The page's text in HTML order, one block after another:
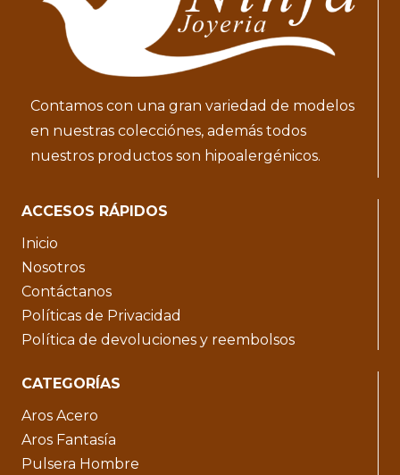
Contamos con una gran variedad de modelos
en nuestras colecciónes, además todos
nuestros productos son hipoalergénicos.
ACCESOS RÁPIDOS
Inicio
Nosotros
Contáctanos
Políticas de Privacidad
Política de devoluciones y reembolsos
CATEGORÍAS
Aros Acero
Aros Fantasía
Pulsera Hombre